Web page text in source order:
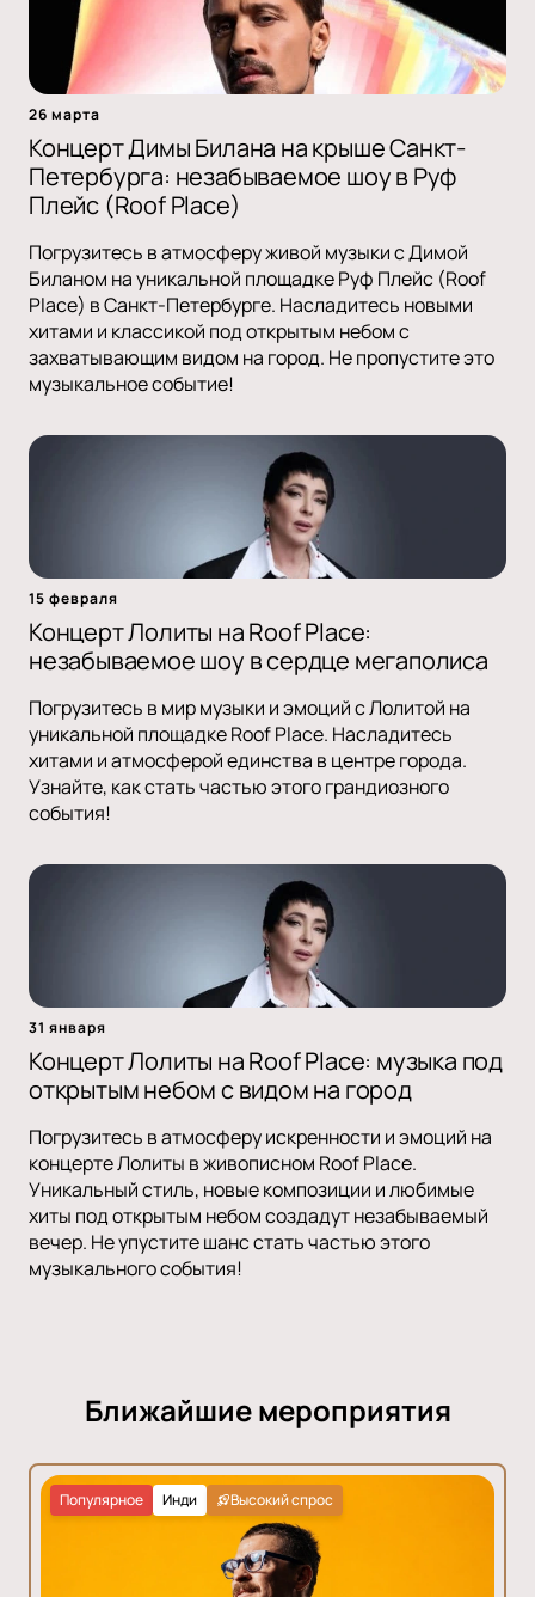
26 марта
Концерт Димы Билана на крыше Санкт-
Петербурга: незабываемое шоу в Руф
Плейс (Roof Place)
Погрузитесь в атмосферу живой музыки с Димой
Биланом на уникальной площадке Руф Плейс (Roof
Place) в Санкт-Петербурге. Насладитесь новыми
хитами и классикой под открытым небом с
захватывающим видом на город. Не пропустите это
музыкальное событие!
15 февраля
Концерт Лолиты на Roof Place:
незабываемое шоу в сердце мегаполиса
Погрузитесь в мир музыки и эмоций с Лолитой на
уникальной площадке Roof Place. Насладитесь
хитами и атмосферой единства в центре города.
Узнайте, как стать частью этого грандиозного
события!
31 января
Концерт Лолиты на Roof Place: музыка под
открытым небом с видом на город
Погрузитесь в атмосферу искренности и эмоций на
концерте Лолиты в живописном Roof Place.
Уникальный стиль, новые композиции и любимые
хиты под открытым небом создадут незабываемый
вечер. Не упустите шанс стать частью этого
музыкального события!
Ближайшие мероприятия
Инди
Популярное Высокий спрос